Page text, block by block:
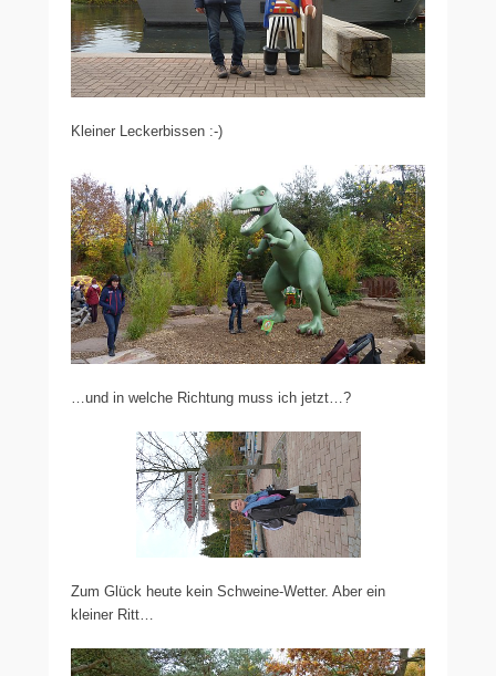
Kleiner Leckerbissen :-)
…und in welche Richtung muss ich jetzt…?
Zum Glück heute kein Schweine-Wetter. Aber ein
kleiner Ritt…